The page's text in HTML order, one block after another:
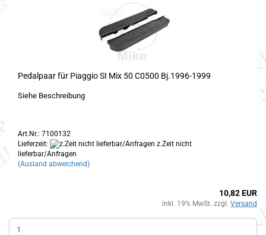
Pedalpaar für Piaggio SI Mix 50 C0500 Bj.1996-1999
Siehe Beschreibung
Art.Nr.: 7100132
Lieferzeit:
z.Zeit nicht
lieferbar/Anfragen
(Ausland abweichend)
10,82 EUR
inkl. 19% MwSt. zzgl. Versand